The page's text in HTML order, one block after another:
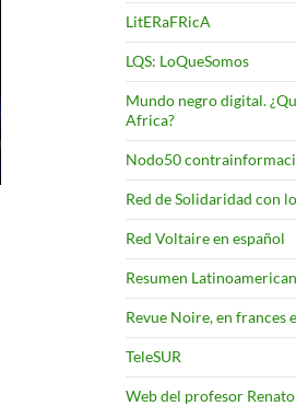
LitERaFRicA
LQS: LoQueSomos
Mundo negro digital.
Africa?
Nodo50
Red de Solidaridad con
Red Voltaire en español
Resumen
Revue Noire, en frances
TeleSUR
Web del profesor